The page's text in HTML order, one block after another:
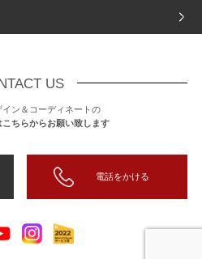
US
イン＆コーディネートの
こちらからお願い致します
電話をかける